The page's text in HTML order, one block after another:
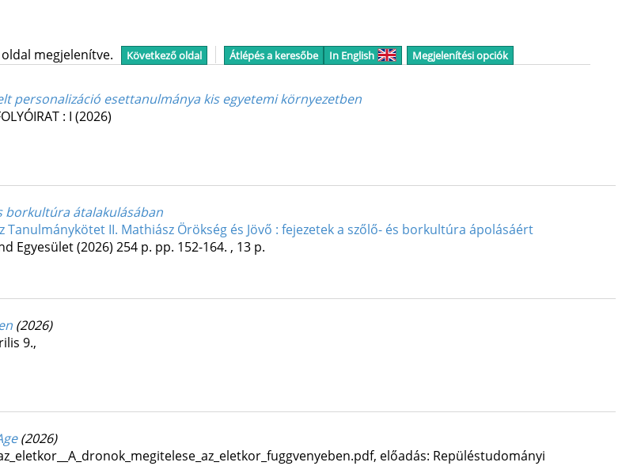
oldal megjelenítve. Következő oldal Átlépés a keresőbe In English Megjelenítési opciók
personalizáció esettanulmánya kis egyetemi környezetben
: I (2026)
borkultúra átalakulásában
Tanulmánykötet II. Mathiász Örökség és Jövő : fejezetek a szőlő- és borkultúra ápolásáért
Egyesület(2026) 254 p. pp. 152-164. , 13 p.
(2026)
9.,
(2026)
, előadás: Repüléstudományi